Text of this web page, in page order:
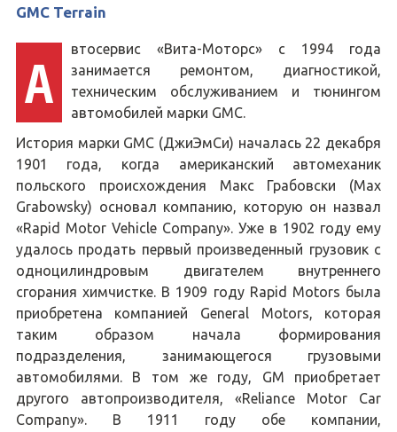
GMC Terrain
А
втосервис «Вита-Моторс» с 1994 года
занимается ремонтом, диагностикой,
техническим обслуживанием и тюнингом
автомобилей марки GMC.
История марки GMC (ДжиЭмСи) началась 22 декабря
1901 года, когда американский автомеханик
польского происхождения Макс Грабовски (Max
Grabowsky) основал компанию, которую он назвал
«Rapid Motor Vehicle Company». Уже в 1902 году ему
удалось продать первый произведенный грузовик с
одноцилиндровым двигателем внутреннего
сгорания химчистке. В 1909 году Rapid Motors была
приобретена компанией General Motors, которая
таким образом начала формирования
подразделения, занимающегося грузовыми
автомобилями. В том же году, GM приобретает
другого автопроизводителя, «Reliance Motor Car
Company». В 1911 году обе компании,